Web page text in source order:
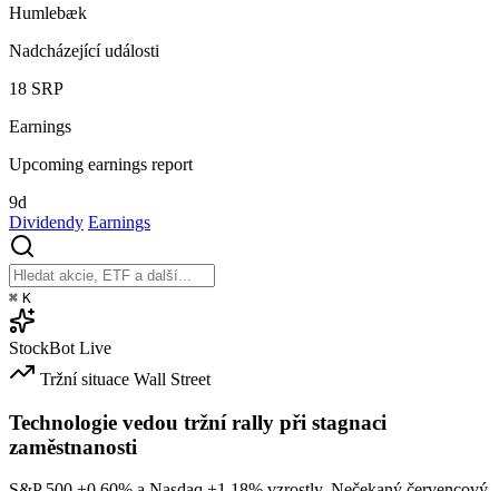
Humlebæk
Nadcházející události
18 SRP
Earnings
Upcoming earnings report
9d
Dividendy Earnings
⌘ K
StockBot Live
Tržní situace Wall Street
Technologie vedou tržní rally při stagnaci
zaměstnanosti